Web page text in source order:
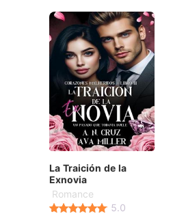
La Traición de la
Exnovia
Romance
5.0